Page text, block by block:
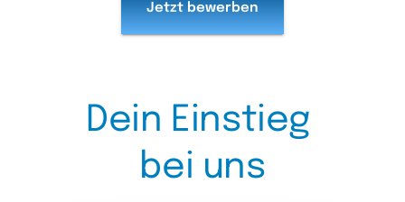
Jetzt bewerben
Dein Einstieg
bei uns